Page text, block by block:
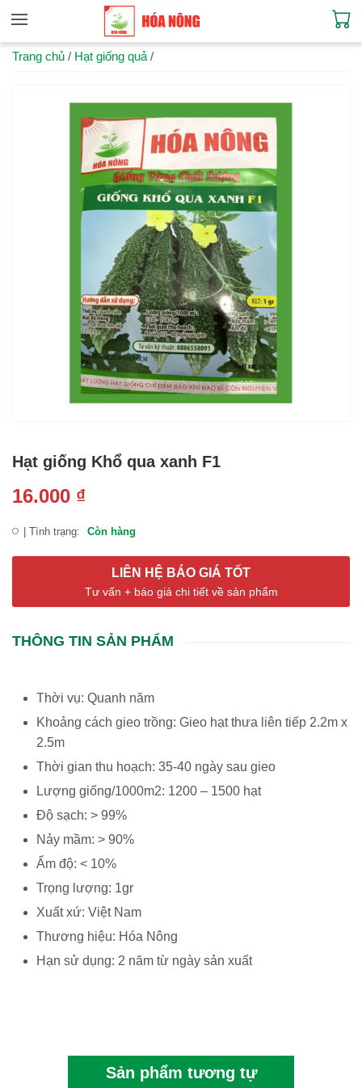
Trang chủ / Hạt giống quả /
Hạt giống Khổ qua xanh F1
16.000 ₫
| Tình trạng: Còn hàng
LIÊN HỆ BÁO GIÁ TỐT
Tư vấn + báo giá chi tiết về sản phẩm
THÔNG TIN SẢN PHẨM
Thời vụ: Quanh năm
Khoảng cách gieo trồng: Gieo hạt thưa liên tiếp 2.2m x
2.5m
Thời gian thu hoạch: 35-40 ngày sau gieo
Lượng giống/1000m2: 1200 – 1500 hạt
Độ sạch: > 99%
Nảy mầm: > 90%
Ẩm độ: < 10%
Trọng lượng: 1gr
Xuất xứ: Việt Nam
Thương hiệu: Hóa Nông
Hạn sử dụng: 2 năm từ ngày sản xuất
Sản phẩm tương tự